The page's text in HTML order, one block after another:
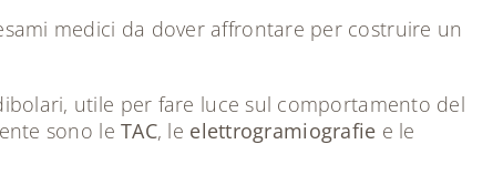
medici da dover affrontare per costruire un
utile per fare luce sul comportamento del
sono leTAC, le elettrogramiografie e le